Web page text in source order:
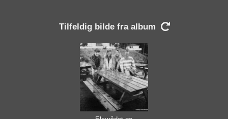
Tilfeldig bilde fra album 